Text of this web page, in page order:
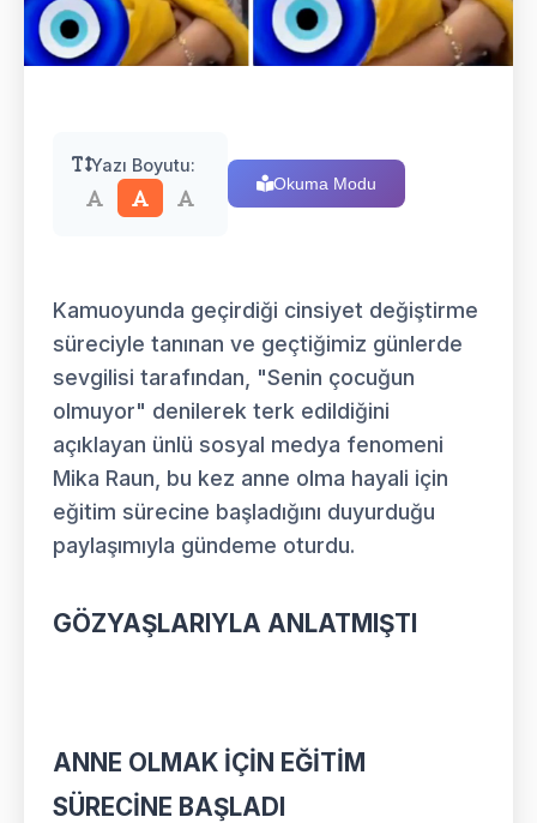
Yazı Boyutu:
Okuma Modu
Kamuoyunda geçirdiği cinsiyet değiştirme
süreciyle tanınan ve geçtiğimiz günlerde
sevgilisi tarafından, "Senin çocuğun
olmuyor" denilerek terk edildiğini
açıklayan ünlü sosyal medya fenomeni
Mika Raun, bu kez anne olma hayali için
eğitim sürecine başladığını duyurduğu
paylaşımıyla gündeme oturdu.
GÖZYAŞLARIYLA ANLATMIŞTI
ANNE OLMAK İÇİN EĞİTİM
SÜRECİNE BAŞLADI